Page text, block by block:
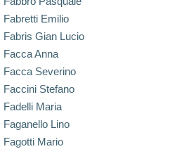
Fabretti Emilio
Fabris Gian Lucio
Facca Anna
Facca Severino
Faccini Stefano
Fadelli Maria
Faganello Lino
Fagotti Mario